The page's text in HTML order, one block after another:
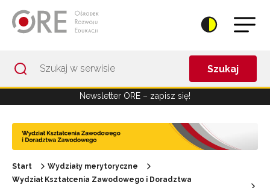
Szukaj
Newsletter ORE – zapisz się!
Start
Wydziały merytoryczne
Wydział Kształcenia Zawodowego i Doradztwa